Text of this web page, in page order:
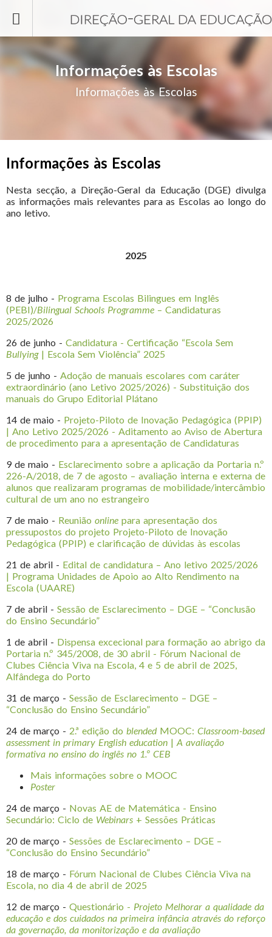
Informações às Escolas
Informações às Escolas
Informações às Escolas
Nesta secção, a Direção-Geral da Educação (DGE) divulga
as informações mais relevantes para as Escolas ao longo do
ano letivo.
2025
8 de julho - Programa Escolas Bilingues em Inglês
(PEBI)/Bilingual Schools Programme – Candidaturas
2025/2026
26 de junho - Candidatura - Certificação “Escola Sem
Bullying | Escola Sem Violência” 2025
5 de junho - Adoção de manuais escolares com caráter
extraordinário (ano Letivo 2025/2026) - Substituição dos
manuais do Grupo Editorial Plátano
14 de maio - Projeto-Piloto de Inovação Pedagógica (PPIP)
| Ano Letivo 2025/2026 - Aditamento ao Aviso de Abertura
de procedimento para a apresentação de Candidaturas
9 de maio - Esclarecimento sobre a aplicação da Portaria n.º
226-A/2018, de 7 de agosto – avaliação interna e externa de
alunos que realizaram programas de mobilidade/intercâmbio
cultural de um ano no estrangeiro
7 de maio - Reunião online para apresentação dos
pressupostos do projeto Projeto-Piloto de Inovação
Pedagógica (PPIP) e clarificação de dúvidas às escolas
21 de abril - Edital de candidatura – Ano letivo 2025/2026
| Programa Unidades de Apoio ao Alto Rendimento na
Escola (UAARE)
7 de abril - Sessão de Esclarecimento – DGE – “Conclusão
do Ensino Secundário”
1 de abril - Dispensa excecional para formação ao abrigo da
Portaria n.º 345/2008, de 30 abril - Fórum Nacional de
Clubes Ciência Viva na Escola, 4 e 5 de abril de 2025,
Alfândega do Porto
31 de março - Sessão de Esclarecimento – DGE –
“Conclusão do Ensino Secundário”
24 de março - 2.ª edição do blendedMOOC: Classroom-based
assessment in primary English education | A avaliação
formativa no ensino do inglês no 1.º CEB
Mais informações sobre o MOOC
Poster
24 de março - Novas AE de Matemática - Ensino
Secundário: Ciclo de Webinars + Sessões Práticas
20 de março - Sessões de Esclarecimento – DGE –
“Conclusão do Ensino Secundário”
18 de março - Fórum Nacional de Clubes Ciência Viva na
Escola, no dia 4 de abril de 2025
12 de março - Questionário - Projeto Melhorar a qualidade da
educação e dos cuidados na primeira infância através do reforço
da governação, da monitorização e da avaliação